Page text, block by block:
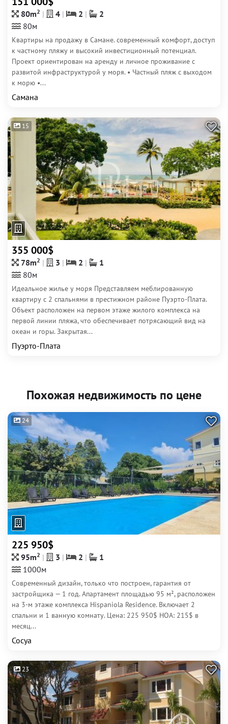
80m2 4 2
2
80м
Квартиры на продажу в Самане. современный комфорт, доступ
к частному пляжу и высокий инвестиционный потенциал.
Проект ориентирован на аренду и личное проживание с
развитой инфраструктурой у моря. • Частный пляж с выходом
к морю •...
Самана
15
355 000$
78m2 3 2
1
80м
Идеальное жилье у моря Представляем меблированную
квартиру с 2 спальнями в престижном районе Пуэрто-Плата.
Объект расположен на первом этаже жилого комплекса на
первой линии пляжа, что обеспечивает потрясающий вид на
океан и горы. Закрытая...
Пуэрто-Плата
Похожая недвижимость по цене
24
225 950$
95m2 3 2
1
1000м
Современный дизайн, только что построен, гарантия от
застройщика — 1 год. Апартамент площадью 95 м², расположен
на 3-м этаже комплекса Hispaniola Residence. Включает 2
спальни и 1 ванную комнату. Цена: 225 950$ HOA: 215$ в
месяц...
Сосуа
23